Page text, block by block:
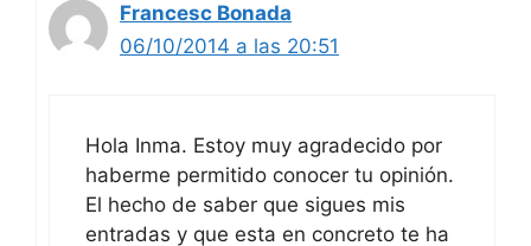
Francesc Bonada
06/10/2014 a las 20:51
Hola Inma. Estoy muy agradecido por
haberme permitido conocer tu opinión.
El hecho de saber que sigues mis
entradas y que esta en concreto te ha